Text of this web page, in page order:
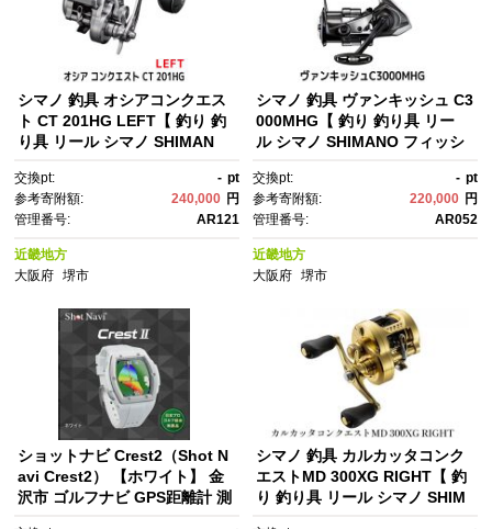
シマノ 釣具 オシアコンクエス
ト CT 201HG LEFT【 釣り 釣
り具 リール シマノ SHIMAN
ポーツ 魚 人気 おすすめ 大阪
府 堺市】
交換pt: - pt
参考寄附額:
240,000 円
管理番号:
AR121
近畿地方
大阪府
堺市
シマノ 釣具 ヴァンキッシュ C3
000MHG【 釣り 釣り具 リー
ル シマノ SHIMANO フィッシ
気 おすすめ 大阪府 堺市】
交換pt: - pt
参考寄附額:
220,000 円
管理番号:
AR052
近畿地方
大阪府 堺市
ショットナビ Crest2（Shot N
avi Crest2） 【ホワイト】 金
沢市 ゴルフナビ GPS距離計 測
シマノ 釣具 カルカッタコンク
エストMD 300XG RIGHT【 釣
り 釣り具 リール シマノ SHIM